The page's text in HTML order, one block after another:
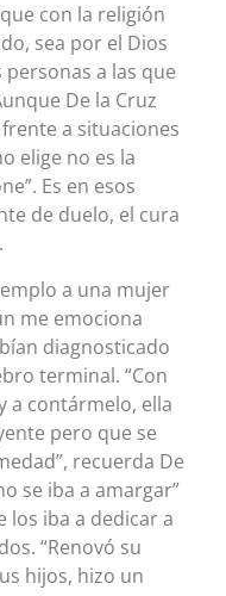
con la religión
sea por el Dios
a las que
De la Cruz
a situaciones
elige no es la
Es en esos
de duelo, el cura
a una mujer
me emociona
diagnosticado
terminal. “Con
a contármelo, ella
pero que se
recuerda De
se iba a amargar”
los iba a dedicar a
“Renovó su
hijos, hizo un